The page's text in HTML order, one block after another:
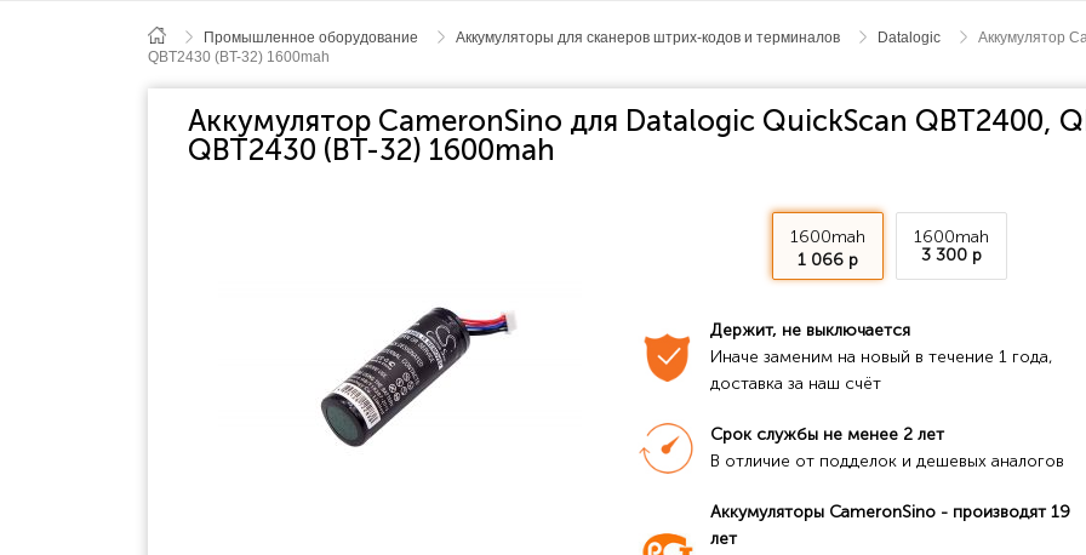
Промышленное оборудование Аккумуляторы для сканеров штрих-кодов и терминалов Datalogic
Аккумулятор
QBT2430 (BT-32) 1600mah
Аккумулятор CameronSino для Datalogic QuickScan QBT2400,
QBT2430 (BT-32) 1600mah
1600mah
1 066 р
1600mah
3 300 р
Держит, не выключается
Иначе заменим на новый в течение 1 года,
доставка за наш счёт
Срок службы не менее 2 лет
В отличие от подделок и дешевых аналогов
Аккумуляторы CameronSino - производят 19
лет